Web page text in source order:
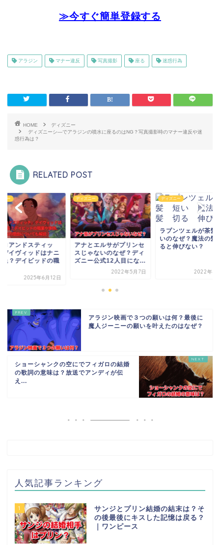
≫今すぐ簡単登録する
アラジン マナー違反 写真撮影 座る 迷惑行為
HOME
ディズニー
ディズニーシ―でアラジンの噴水に座るのはNG？写真撮影時のマナー違反や迷
惑行為は？
RELATED POST
ニー
ロアンドスティッ
デイヴィッドはナニ
氏？デイビッドの職
2025年6月12日
ディズニー
アナとエルサがプリンセ
スじゃないのなぜ？ディ
ズニー公式12人目にな...
2022年5月7日
ディズニー
ラプンツェルが茶髪
いのなぜ？魔法の髪
ると伸びない？
2022年4
アラジン映画で３つの願いは何？最後に
魔人ジーニーの願いを叶えたのはなぜ？
ショーシャンクの空にでフィガロの結婚
の歌詞の意味は？放送でアンディが伝
え...
人気記事ランキング
1
サンジとプリン結婚の結末は？そ
の後最後にキスした記憶は戻る？
｜ワンピース